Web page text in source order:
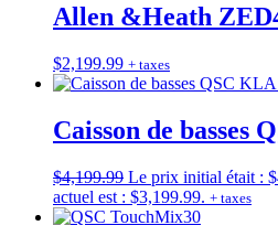
Allen &Heath
$2,199.99 + taxes
Caisson de basses
$4,199.99 Le prix initial était :
actuel est : $3,199.99. + taxes